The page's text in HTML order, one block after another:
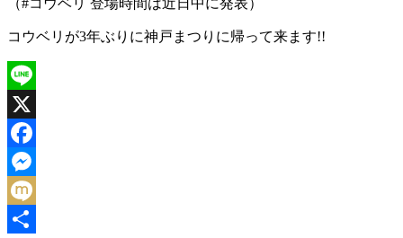
コウベリが3年ぶりに神戸まつりに帰って来ます!!
Line
X
Facebook
Messenger
Mixi